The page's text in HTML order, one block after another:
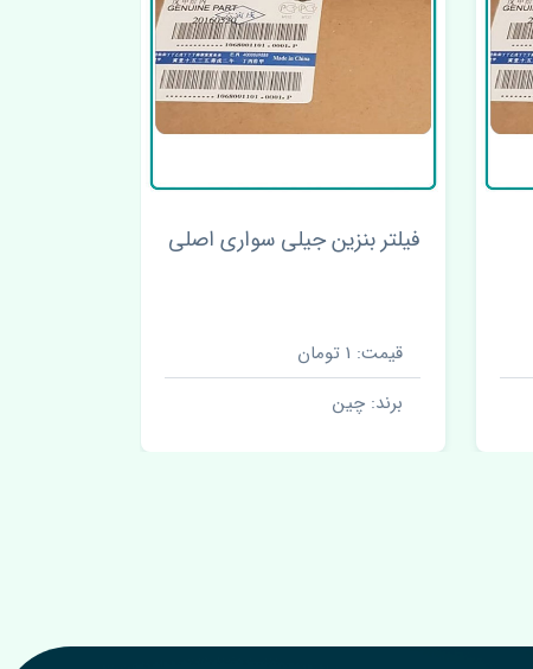
فیلتر بنزین جیلی سواری اصلی
قیمت: 1 تومان
برند: چین